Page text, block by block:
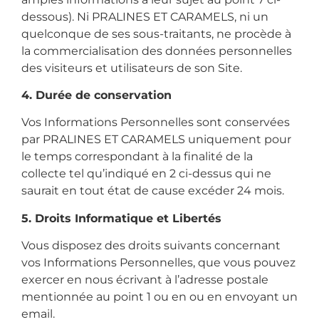
dessous). Ni PRALINES ET CARAMELS, ni un
quelconque de ses sous-traitants, ne procède à
la commercialisation des données personnelles
des visiteurs et utilisateurs de son Site.
4. Durée de conservation
Vos Informations Personnelles sont conservées
par PRALINES ET CARAMELS uniquement pour
le temps correspondant à la finalité de la
collecte tel qu’indiqué en 2 ci-dessus qui ne
saurait en tout état de cause excéder 24 mois.
5. Droits Informatique et Libertés
Vous disposez des droits suivants concernant
vos Informations Personnelles, que vous pouvez
exercer en nous écrivant à l’adresse postale
mentionnée au point 1 ou en ou en envoyant un
email.